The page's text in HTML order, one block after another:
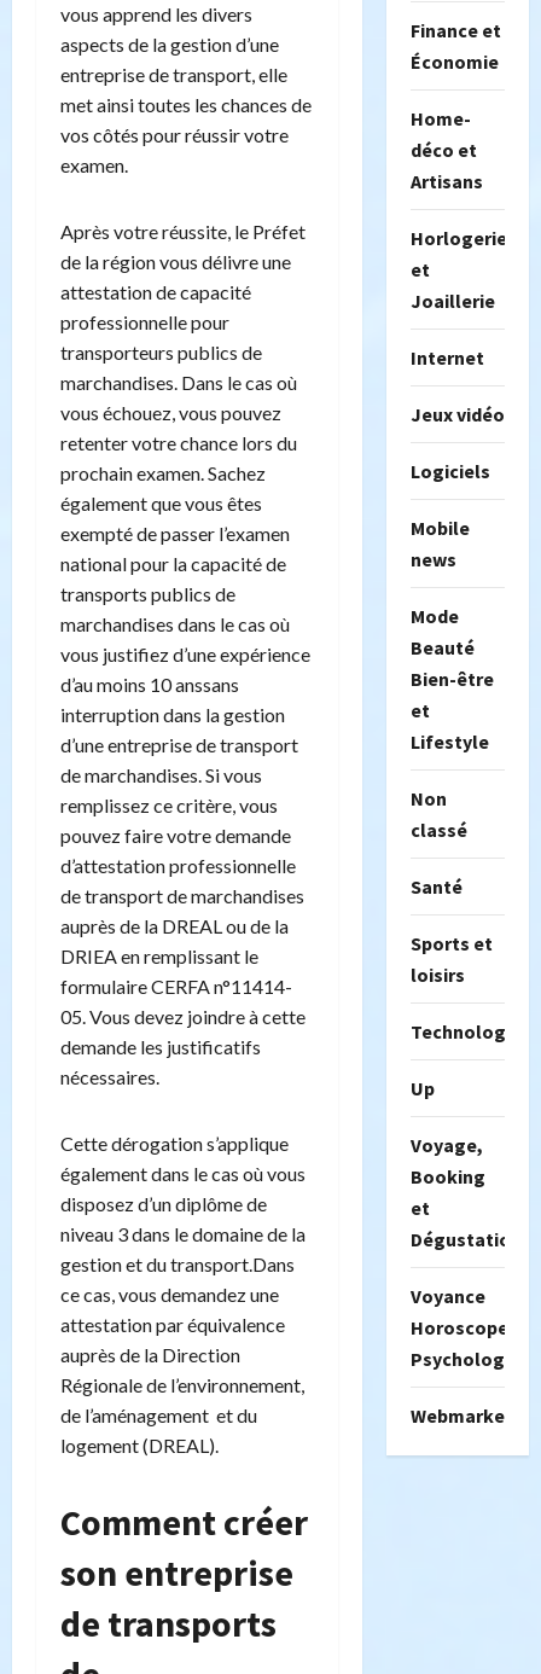
vous apprend les divers
aspects de la gestion d’une
entreprise de transport, elle
met ainsi toutes les chances de
vos côtés pour réussir votre
examen.
Après votre réussite, le Préfet
de la région vous délivre une
attestation de capacité
professionnelle pour
transporteurs publics de
marchandises. Dans le cas où
vous échouez, vous pouvez
retenter votre chance lors du
prochain examen. Sachez
également que vous êtes
exempté de passer l’examen
national pour la capacité de
transports publics de
marchandises dans le cas où
vous justifiez d’une expérience
d’au moins 10 anssans
interruption dans la gestion
d’une entreprise de transport
de marchandises. Si vous
remplissez ce critère, vous
pouvez faire votre demande
d’attestation professionnelle
de transport de marchandises
auprès de la DREAL ou de la
DRIEA en remplissant le
formulaire CERFA n°11414-
05. Vous devez joindre à cette
demande les justificatifs
nécessaires.
Cette dérogation s’applique
également dans le cas où vous
disposez d’un diplôme de
niveau 3 dans le domaine de la
gestion et du transport.Dans
ce cas, vous demandez une
attestation par équivalence
auprès de la Direction
Régionale de l’environnement,
de l’aménagement et du
logement (DREAL).
Comment créer
son entreprise
de transports
Finance et
Économie
Home-
déco et
Artisans
Horlogerie
et
Joaillerie
Internet
Jeux vidéo
Logiciels
Mobile
news
Mode
Beauté
Bien-être
et
Lifestyle
Non
classé
Santé
Sports et
loisirs
Technologie
Up
Voyage,
Booking
et
Dégustation
Voyance
Horoscope
Psychologie
Webmarketing